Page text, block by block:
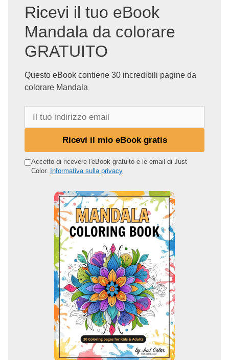
Ricevi il tuo eBook
Mandala da colorare
GRATUITO
Questo eBook contiene 30 incredibili pagine da
colorare Mandala
o
Ricevi il mio eBook gratis
Accetto di ricevere l'eBook gratuito e le email di Just
Color. Informativa sulla privacy